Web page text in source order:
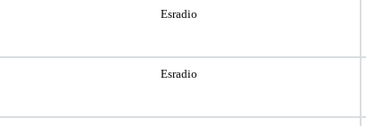
Esradio
Esradio